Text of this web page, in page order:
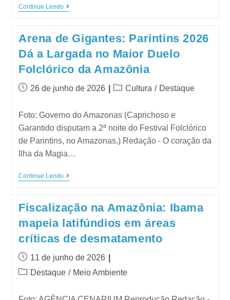
Continue Lendo
Arena de Gigantes: Parintins 2026
Dá a Largada no Maior Duelo
Folclórico da Amazônia
26 de junho de 2026 Cultura / Destaque
Foto: Governo do Amazonas (Caprichoso e
Garantido disputam a 2ª noite do Festival Folclórico
de Parintins, no Amazonas.) Redação - O coração da
Ilha da Magia…
Continue Lendo
Fiscalização na Amazônia: Ibama
mapeia latifúndios em áreas
críticas de desmatamento
11 de junho de 2026
Destaque / Meio Ambiente